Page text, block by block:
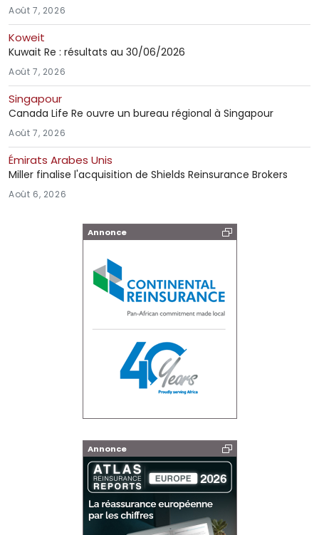
Août 7, 2026
Koweit
Kuwait Re : résultats au 30/06/2026
Août 7, 2026
Singapour
Canada Life Re ouvre un bureau régional à Singapour
Août 7, 2026
Émirats Arabes Unis
Miller finalise l'acquisition de Shields Reinsurance Brokers
Août 6, 2026
Annonce
Annonce